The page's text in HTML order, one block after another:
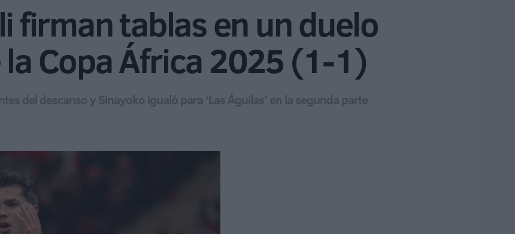
firman tablas en un duelo
Copa África 2025 (1-1)
del descanso y Sinayoko igualó para ‘Las Águilas’ en la segunda parte